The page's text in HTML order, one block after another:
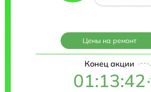
Цены на ремонт
Конец акции
01:13:41